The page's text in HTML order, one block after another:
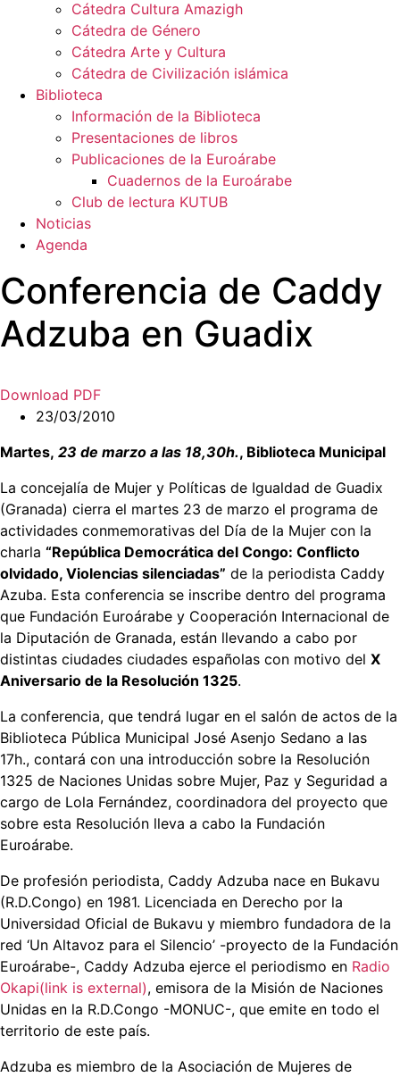
Cátedra Cultura Amazigh
Cátedra de Género
Cátedra Arte y Cultura
Cátedra de Civilización islámica
Biblioteca
Información de la Biblioteca
Presentaciones de libros
Publicaciones de la Euroárabe
Cuadernos de la Euroárabe
Club de lectura KUTUB
Noticias
Agenda
Conferencia de Caddy
Adzuba en Guadix
Download PDF
23/03/2010
Martes, 23 de marzo a las 18,30h., Biblioteca Municipal
La concejalía de Mujer y Políticas de Igualdad de Guadix
(Granada) cierra el martes 23 de marzo el programa de
actividades conmemorativas del Día de la Mujer con la
charla “República Democrática del Congo: Conflicto
olvidado, Violencias silenciadas” de la periodista Caddy
Azuba. Esta conferencia se inscribe dentro del programa
que Fundación Euroárabe y Cooperación Internacional de
la Diputación de Granada, están llevando a cabo por
distintas ciudades ciudades españolas con motivo del X
Aniversario de la Resolución 1325.
La conferencia, que tendrá lugar en el salón de actos de la
Biblioteca Pública Municipal José Asenjo Sedano a las
17h., contará con una introducción sobre la Resolución
1325 de Naciones Unidas sobre Mujer, Paz y Seguridad a
cargo de Lola Fernández, coordinadora del proyecto que
sobre esta Resolución lleva a cabo la Fundación
Euroárabe.
De profesión periodista, Caddy Adzuba nace en Bukavu
(R.D.Congo) en 1981. Licenciada en Derecho por la
Universidad Oficial de Bukavu y miembro fundadora de la
red ‘Un Altavoz para el Silencio’ -proyecto de la Fundación
Euroárabe-, Caddy Adzuba ejerce el periodismo en Radio
Okapi(link is external), emisora de la Misión de Naciones
Unidas en la R.D.Congo -MONUC-, que emite en todo el
territorio de este país.
Adzuba es miembro de la Asociación de Mujeres de